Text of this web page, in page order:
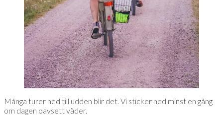
Många turer ned till udden blir det. Vi sticker ned minst en gång
om dagen oavsett väder.